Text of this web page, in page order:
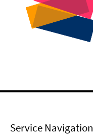
Service Navigation